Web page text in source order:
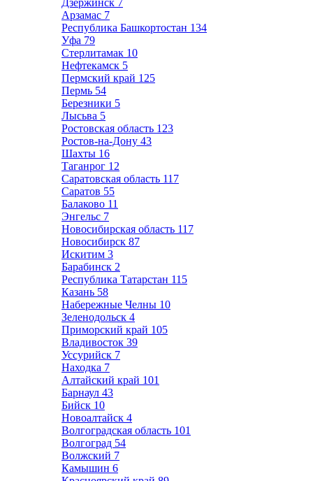
Дзержинск 7
Арзамас 7
Республика Башкортостан 134
Уфа 79
Стерлитамак 10
Нефтекамск 5
Пермский край 125
Пермь 54
Березники 5
Лысьва 5
Ростовская область 123
Ростов-на-Дону 43
Шахты 16
Таганрог 12
Саратовская область 117
Саратов 55
Балаково 11
Энгельс 7
Новосибирская область 117
Новосибирск 87
Искитим 3
Барабинск 2
Республика Татарстан 115
Казань 58
Набережные Челны 10
Зеленодольск 4
Приморский край 105
Владивосток 39
Уссурийск 7
Находка 7
Алтайский край 101
Барнаул 43
Бийск 10
Новоалтайск 4
Волгоградская область 101
Волгоград 54
Волжский 7
Камышин 6